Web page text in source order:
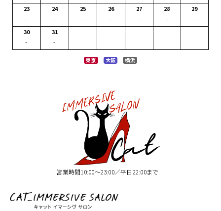
23
-
24
-
25
-
26
-
27
-
28
-
29
-
30
-
31
-
東京 大阪 横浜
営業時間10:00〜23:00／平日22:00まで